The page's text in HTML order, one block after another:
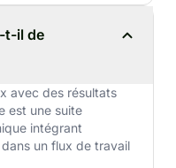
t-il de
avec des résultats
est une suite
intégrant
un flux de travail